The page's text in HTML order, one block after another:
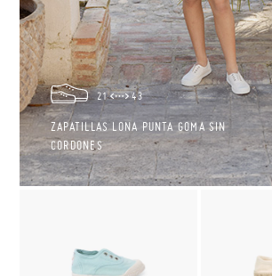
21 43
ZAPATILLAS LONA PUNTA GOMA SIN
CORDONES